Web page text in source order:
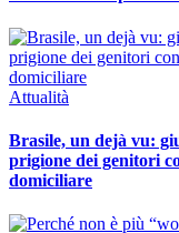
Attualità
Brasile, un dejà vu:
prigione dei genitori
domiciliare